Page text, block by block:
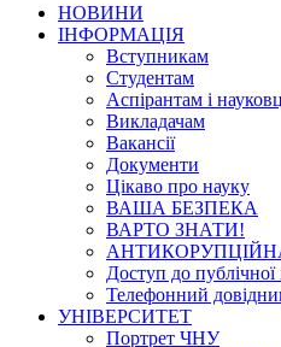
НОВИНИ
ІНФОРМАЦІЯ
Вступникам
Студентам
Аспірантам і
Викладачам
Вакансії
Документи
Цікаво про науку
ВАША БЕЗПЕКА
ВАРТО ЗНАТИ!
Доступ до публічної
Телефонний
УНІВЕРСИТЕТ
Портрет ЧНУ